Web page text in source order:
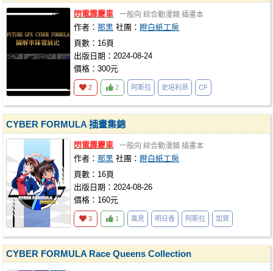
閃電霹靂車 一般向 綜合動漫類 插畫本
作者：那黑 社團： 瞪白紙工房
頁數：16頁
出版日期：2024-08-24
價格：300元
2 2 阿斯拉 史培利昂 CF
CYBER FORMULA 插畫集錦
閃電霹靂車 一般向 綜合動漫類 插畫本
作者：那黑 社團： 瞪白紙工房
頁數：16頁
出版日期：2024-08-26
價格：160元
3 1 風見 明日香 阿斯拉 加賀
CYBER FORMULA Race Queens Collection